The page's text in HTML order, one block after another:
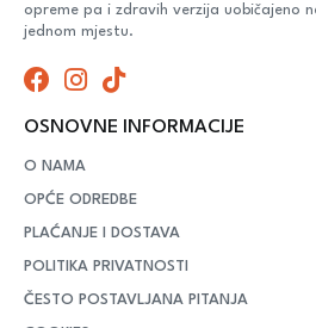
opreme pa i zdravih verzija uobičajeno
jednom mjestu.
OSNOVNE INFORMACIJE
O NAMA
OPĆE ODREDBE
PLAĆANJE I DOSTAVA
POLITIKA PRIVATNOSTI
ČESTO POSTAVLJANA PITANJA